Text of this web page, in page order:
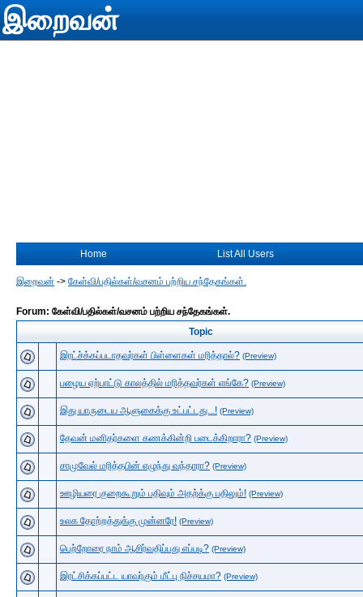
இறைவன்
Home List All Users
இறைவன் -> கேள்வி/பதில்கள்/வசனம் பற்றிய சந்தேகங்கள்.
Forum: கேள்வி/பதில்கள்/வசனம் பற்றிய சந்தேகங்கள்.
Topic
இரட்ச்க்கப்படாதவர்கள் பிள்ளைகள் மரித்தால்? (Preview)
பழைய ஏற்பாட்டு காலத்தில் மரித்தவர்கள் எங்கே? (Preview)
இது யாருடைய ஆளுகைக்கு உட்பட்டது...! (Preview)
தேவன் மனிதர்களை கணக்கின்றி படைக்கிறாரா? (Preview)
சாமுவேல் மரித்தபின் எழுந்து வந்தாரா? (Preview)
ஊழியரை குறைகூறும் பதிவும் அதற்க்கு பதிலும்! (Preview)
உலக தோற்றத்துக்கு முன்னரே! (Preview)
பெற்றோரை நாம் ஆசிர்வதிப்பது எப்படி? (Preview)
இரட்சிக்கப்பட்ட யாவர்கும் மீட்பு நிச்சயமா? (Preview)